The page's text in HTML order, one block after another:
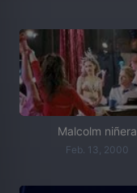
Malcolm niñera
Feb. 13, 2000